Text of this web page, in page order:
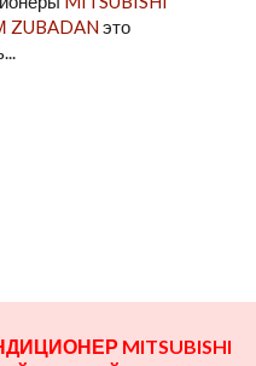
ZUBADANэто
MITSUBISHI